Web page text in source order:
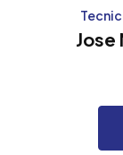
Jose